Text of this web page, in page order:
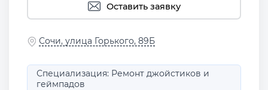
Оставить заявку
Сочи, улица Горького, 89Б
Специализация: Ремонт джойстиков и
геймпадов